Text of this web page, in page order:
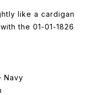
like a cardigan
the 01-01-1826
Navy